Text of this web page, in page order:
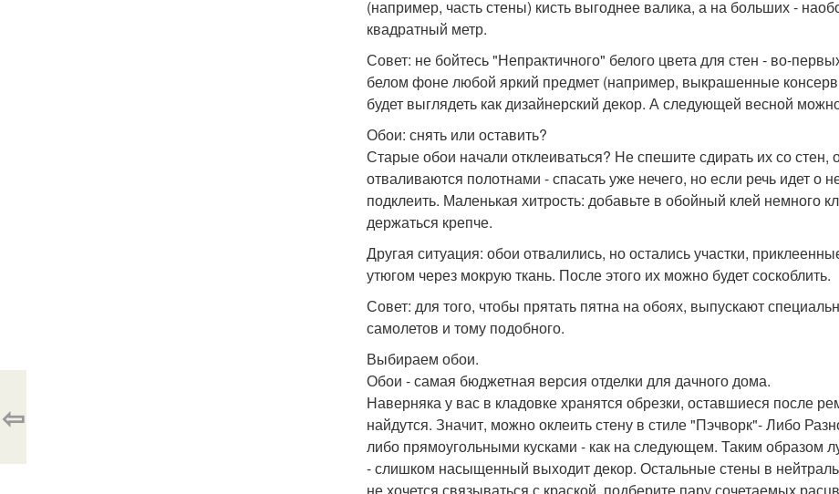
(например, часть стены) кисть выгоднее валика, а на больших -
квадратный метр.
Совет: не бойтесь "Непрактичного" белого цвета для стен - во-
белом фоне любой яркий предмет (например, выкрашенные
будет выглядеть как дизайнерский декор. А следующей весной
Обои: снять или оставить?
Старые обои начали отклеиваться? Не спешите сдирать их со
отваливаются полотнами - спасать уже нечего, но если речь идет о
подклеить. Маленькая хитрость: добавьте в обойный клей немного
держаться крепче.
Другая ситуация: обои отвалились, но остались участки,
утюгом через мокрую ткань. После этого их можно будет соскоблить.
Совет: для того, чтобы прятать пятна на обоях, выпускают
самолетов и тому подобного.
Выбираем обои.
Обои - самая бюджетная версия отделки для дачного дома.
Наверняка у вас в кладовке хранятся обрезки, оставшиеся после
найдутся. Значит, можно оклеить стену в стиле "Пэчворк"- Либо
либо прямоугольными кусками - как на следующем. Таким образом
- слишком насыщенный выходит декор. Остальные стены в
⇦